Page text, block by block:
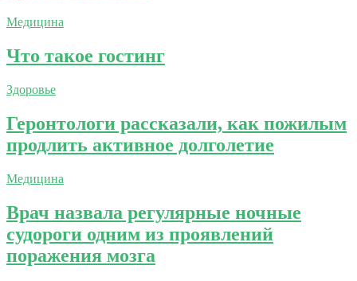
Медицина
Что такое гостинг
Здоровье
Геронтологи рассказали, как пожилым
продлить активное долголетие
Медицина
Врач назвала регулярные ночные
судороги одним из проявлений
поражения мозга